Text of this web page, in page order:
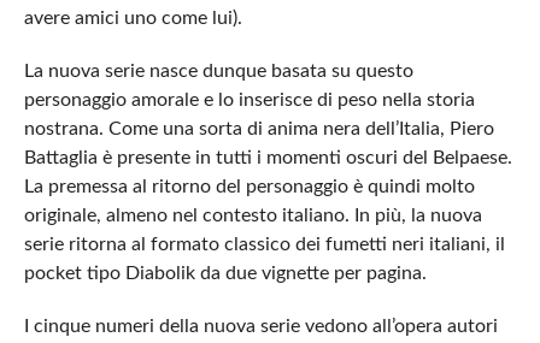
avere amici uno come lui).
La nuova serie nasce dunque basata su questo
personaggio amorale e lo inserisce di peso nella storia
nostrana. Come una sorta di anima nera dell’Italia, Piero
Battaglia è presente in tutti i momenti oscuri del Belpaese.
La premessa al ritorno del personaggio è quindi molto
originale, almeno nel contesto italiano. In più, la nuova
serie ritorna al formato classico dei fumetti neri italiani, il
pocket tipo Diabolik da due vignette per pagina.
I cinque numeri della nuova serie vedono all’opera autori